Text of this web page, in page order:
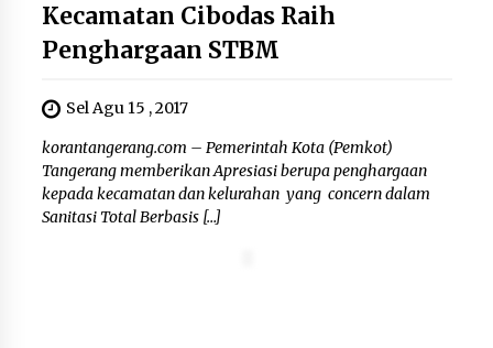
Kecamatan Cibodas Raih
Penghargaan STBM
Sel Agu 15 , 2017
korantangerang.com – Pemerintah Kota (Pemkot)
Tangerang memberikan Apresiasi berupa penghargaan
kepada kecamatan dan kelurahan yang concern dalam
Sanitasi Total Berbasis […]